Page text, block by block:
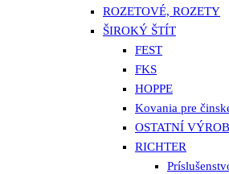
ROZETOVÉ, ROZETY
ŠIROKÝ ŠTÍT
FEST
FKS
HOPPE
Kovania pre
OSTATNÍ
RICHTER